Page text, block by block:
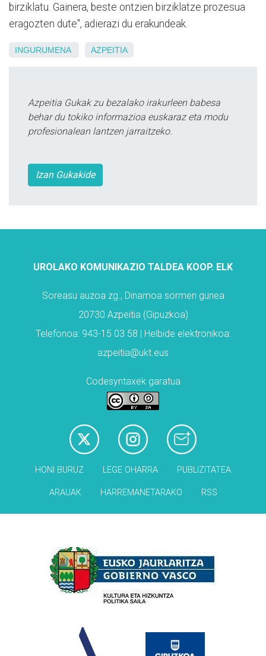
birziklatu. Gainera, beste ontzien birziklatze prozesua
eragozten dute", adierazi du erakundeak.
INGURUMENA AZPEITIA
Azpeitia Gukak zu bezalako irakurleen babesa
behar du tokiko informazioa euskaraz eta modu
profesionalean lantzen jarraitzeko.
Izan Gukakide
UROLAKO KOMUNIKAZIO TALDEA KOOP. ELK
Soreasu auzoa zg., Dinamoa sormen gunea
20730 Azpeitia (Gipuzkoa)
Telefonoa: 943-15 03 58 | Helbide elektronikoa:
azpeitia@ukt.eus
Codesyntaxek garatua
HONI BURUZ LEGE OHARRA PUBLIZITATEA
ARAUAK HARREMANETARAKO RSS